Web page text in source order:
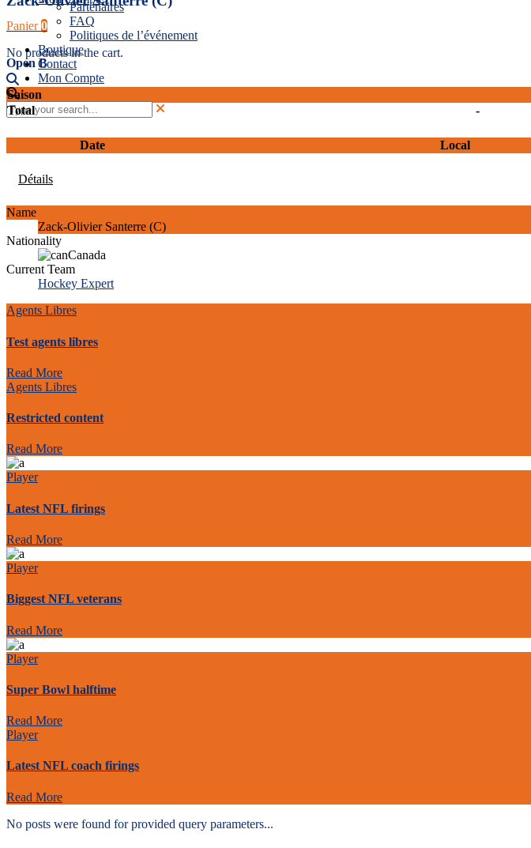
Panier 0
No products in the cart.
Partenaires
FAQ
Politiques de l’événement
Boutique
Contact
Mon Compte
Open B
Saison
Total
-
Date Local
Détails
Name
Zack-Olivier Santerre (C)
Nationality
Canada
Current Team
Hockey Expert
Agents Libres
Test agents libres
Read More
Agents Libres
Restricted content
Read More
Player
Latest NFL firings
Read More
Player
Biggest NFL veterans
Read More
Player
Super Bowl halftime
Read More
Player
Latest NFL coach firings
Read More
No posts were found for provided query parameters...